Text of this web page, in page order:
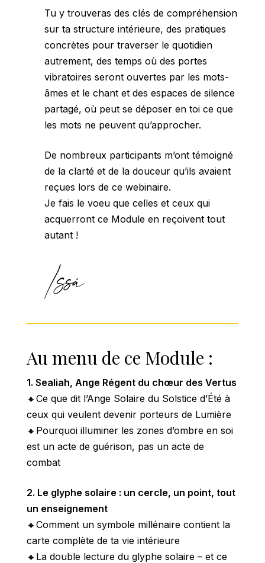
Tu y trouveras des clés de compréhension
sur ta structure intérieure, des pratiques
concrètes pour traverser le quotidien
autrement, des temps où des portes
vibratoires seront ouvertes par les mots-
âmes et le chant et des espaces de silence
partagé, où peut se déposer en toi ce que
les mots ne peuvent qu’approcher.
De nombreux participants m’ont témoigné
de la clarté et de la douceur qu’ils avaient
reçues lors de ce webinaire.
Je fais le voeu que celles et ceux qui
acquerront ce Module en reçoivent tout
autant !
Au menu de ce Module :
1. Sealiah, Ange Régent du chœur des Vertus
🔸Ce que dit l’Ange Solaire du Solstice d’Été à
ceux qui veulent devenir porteurs de Lumière
🔸Pourquoi illuminer les zones d’ombre en soi
est un acte de guérison, pas un acte de
combat
2. Le glyphe solaire : un cercle, un point, tout
un enseignement
🔸Comment un symbole millénaire contient la
carte complète de ta vie intérieure
🔸La double lecture du glyphe solaire – et ce